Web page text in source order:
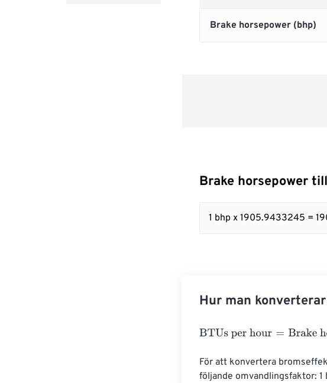
Brake horsepower
1 bhp x 1905.9433245 =
Hur man
BTUs per hour=Brake
För att konvertera
följande omvandlingsfaktor: